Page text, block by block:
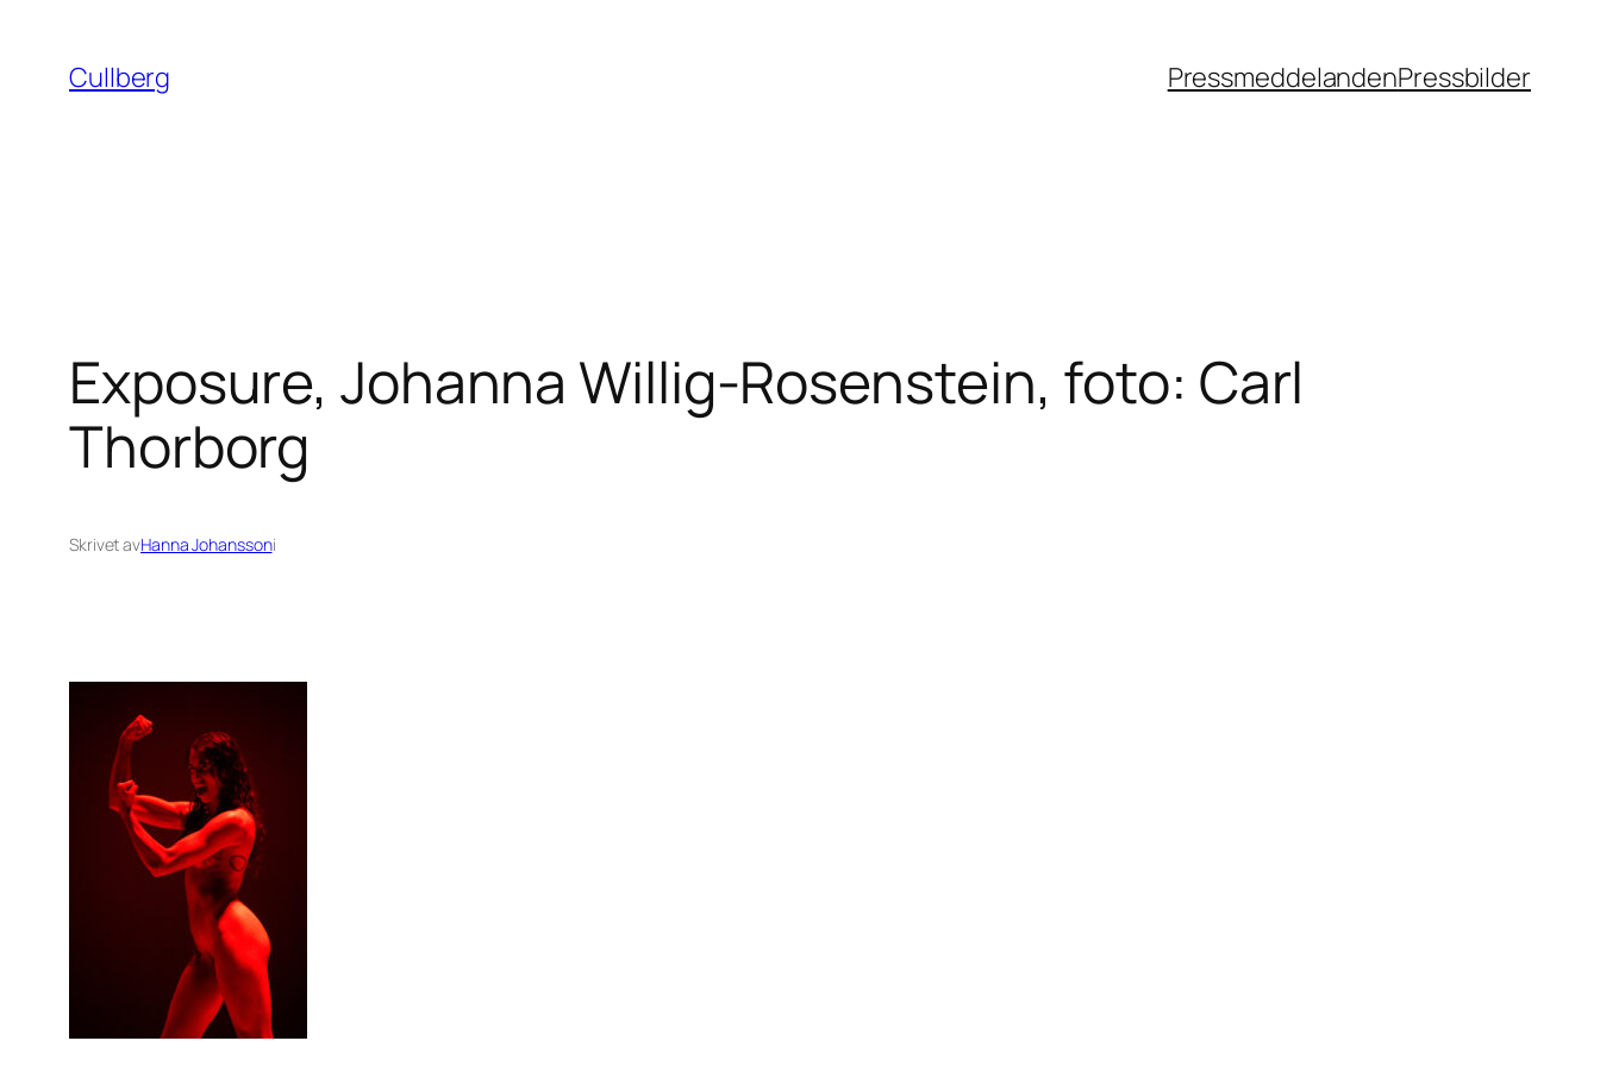
innehåll
Cullberg PressmeddelandenPressbilder
Exposure, Johanna Willig-Rosenstein, foto: Carl
Thorborg
Skrivet avHanna Johanssoni